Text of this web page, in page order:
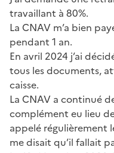
travaillant à 80%.
La CNAV m’a bien
pendant 1 an.
En avril 2024 j’ai
tous les documents,
caisse.
La CNAV a continué
complément eu lieu de
appelé régulièrement
me disait qu’il fallait